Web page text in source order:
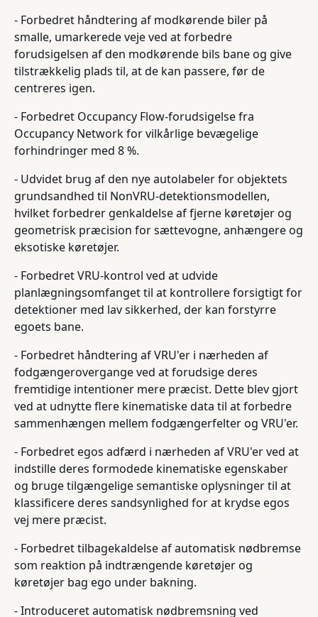
- Forbedret håndtering af modkørende biler på
smalle, umarkerede veje ved at forbedre
forudsigelsen af den modkørende bils bane og give
tilstrækkelig plads til, at de kan passere, før de
centreres igen.
- Forbedret Occupancy Flow-forudsigelse fra
Occupancy Network for vilkårlige bevægelige
forhindringer med 8 %.
- Udvidet brug af den nye autolabeler for objektets
grundsandhed til NonVRU-detektionsmodellen,
hvilket forbedrer genkaldelse af fjerne køretøjer og
geometrisk præcision for sættevogne, anhængere og
eksotiske køretøjer.
- Forbedret VRU-kontrol ved at udvide
planlægningsomfanget til at kontrollere forsigtigt for
detektioner med lav sikkerhed, der kan forstyrre
egoets bane.
- Forbedret håndtering af VRU'er i nærheden af
fodgængerovergange ved at forudsige deres
fremtidige intentioner mere præcist. Dette blev gjort
ved at udnytte flere kinematiske data til at forbedre
sammenhængen mellem fodgængerfelter og VRU'er.
- Forbedret egos adfærd i nærheden af VRU'er ved at
indstille deres formodede kinematiske egenskaber
og bruge tilgængelige semantiske oplysninger til at
klassificere deres sandsynlighed for at krydse egos
vej mere præcist.
- Forbedret tilbagekaldelse af automatisk nødbremse
som reaktion på indtrængende køretøjer og
køretøjer bag ego under bakning.
- Introduceret automatisk nødbremsning ved